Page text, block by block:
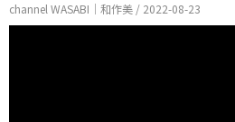
channel WASABI｜和作美 / 2022-08-23